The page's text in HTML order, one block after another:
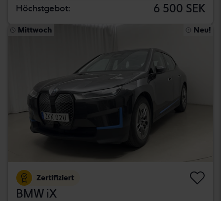
Höchstgebot: 6 500 SEK
Mittwoch Neu!
Zertifiziert
BMW iX